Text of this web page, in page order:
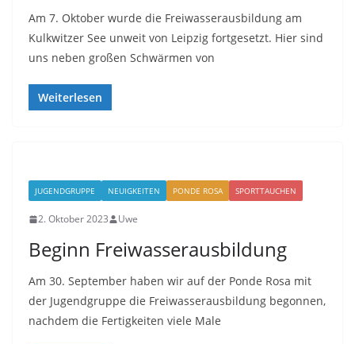
Am 7. Oktober wurde die Freiwasserausbildung am
Kulkwitzer See unweit von Leipzig fortgesetzt. Hier sind
uns neben großen Schwärmen von
Weiterlesen
JUGENDGRUPPE NEUIGKEITEN PONDE ROSA SPORTTAUCHEN
2. Oktober 2023 Uwe
Beginn Freiwasserausbildung
Am 30. September haben wir auf der Ponde Rosa mit
der Jugendgruppe die Freiwasserausbildung begonnen,
nachdem die Fertigkeiten viele Male